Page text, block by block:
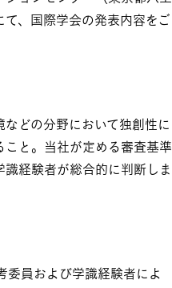
、国際学会の発表内容をご
どの分野において独創性に
と。当社が定める審査基準
経験者が総合的に判断しま
員および学識経験者によ